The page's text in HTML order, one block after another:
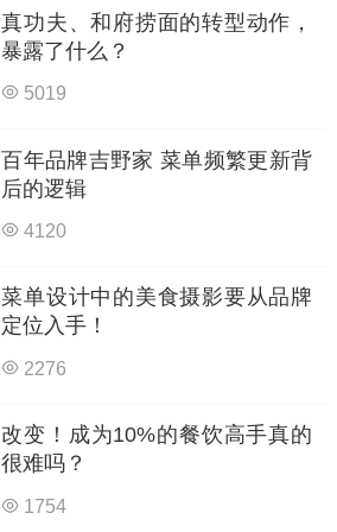
真功夫、和府捞面的转型动作，
暴露了什么？
5019
百年品牌吉野家 菜单频繁更新背
后的逻辑
4120
菜单设计中的美食摄影要从品牌
定位入手！
2276
改变！成为10%的餐饮高手真的
很难吗？
1754